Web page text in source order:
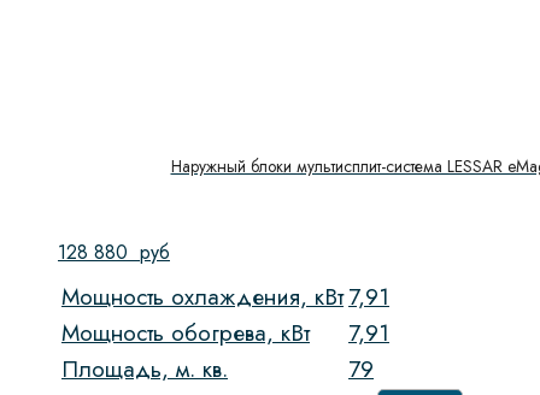
Наружный блоки мультисплит-система LESSAR
128 880 руб
Мощность охлаждения, кВт7,91
Мощность обогрева, кВт
7,91
Площадь, м. кв.
79